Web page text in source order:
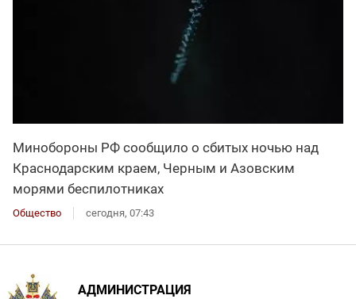
Минобороны РФ сообщило о сбитых ночью над
Краснодарским краем, Черным и Азовским
морями беспилотниках
Общество сегодня, 07:43
АДМИНИСТРАЦИЯ